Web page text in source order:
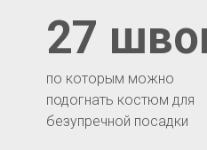
по которым можно
подогнать костюм для
безупречной посадки
27